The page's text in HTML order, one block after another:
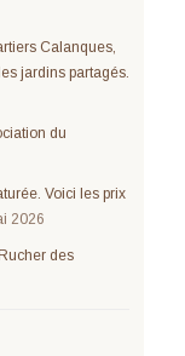
Calanques,
jardins partagés.
du
Voici les prix
2026
des